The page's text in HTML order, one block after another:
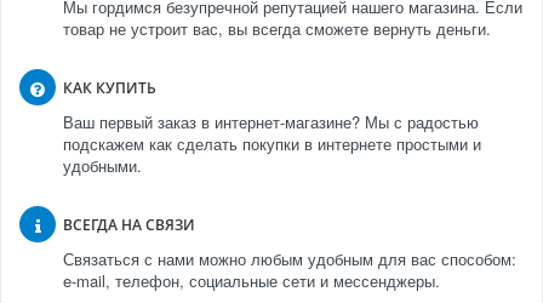
Мы гордимся безупречной репутацией нашего магазина. Если
товар не устроит вас, вы всегда сможете вернуть деньги.
КАК КУПИТЬ
Ваш первый заказ в интернет-магазине? Мы с радостью
подскажем как сделать покупки в интернете простыми и
удобными.
ВСЕГДА НА СВЯЗИ
Связаться с нами можно любым удобным для вас способом:
e-mail, телефон, социальные сети и мессенджеры.